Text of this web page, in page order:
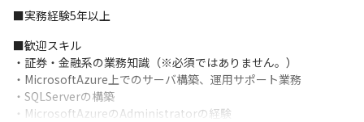
■実務経験5年以上
■歓迎スキル
・証券・金融系の業務知識（※必須ではありません。）
・MicrosoftAzure上でのサーバ構築、運用サポート業務
・SQLServerの構築
・MicrosoftAzureのAdministratorの経験